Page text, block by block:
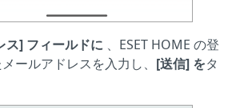
ス] フィールドに 、ESET HOME の登
ールアドレスを入力し、 [送信] をタ